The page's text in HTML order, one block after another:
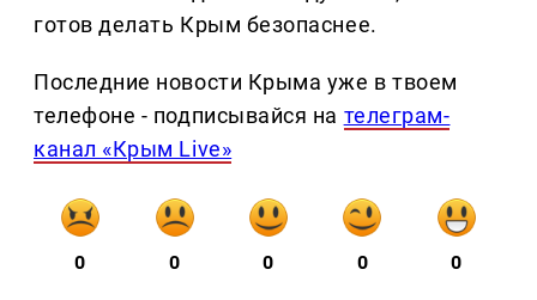
готов делать Крым безопаснее.
Последние новости Крыма уже в твоем
телефоне - подписывайся на телеграм-
канал «Крым Live»
0 0 0 0 0